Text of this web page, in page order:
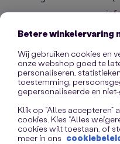
Betere winkelervaring
Wij gebruiken cookies en
onze webshop goed te
personaliseren,
toestemming,
gepersonaliseerde en
Klik op “Alles
cookies. Kies “Alles
cookies wilt toestaan, of
meer in ons